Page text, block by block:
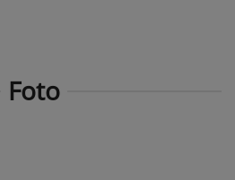
Foto